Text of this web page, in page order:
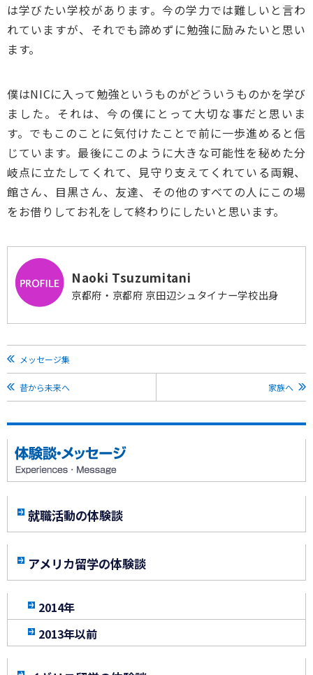
は学びたい学校があります。今の学力では難しいと言わ
れていますが、それでも諦めずに勉強に励みたいと思い
ます。
僕はNICに入って勉強というものがどういうものかを学び
ました。それは、今の僕にとって大切な事だと思いま
す。でもこのことに気付けたことで前に一歩進めると信
じています。最後にこのように大きな可能性を秘めた分
岐点に立たしてくれて、見守り支えてくれている両親、
館さん、目黒さん、友達、その他のすべての人にこの場
をお借りしてお礼をして終わりにしたいと思います。
Naoki Tsuzumitani
京都府・京都府 京田辺シュタイナー学校出身
メッセージ集
昔から未来へ 家族へ
就職活動の体験談
アメリカ留学の体験談
2014年
2013年以前